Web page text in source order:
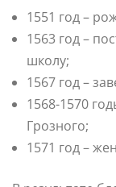
1551 год –
1563 год –
школу;
1567 год –
1568-1570
Грозного;
1571 год –